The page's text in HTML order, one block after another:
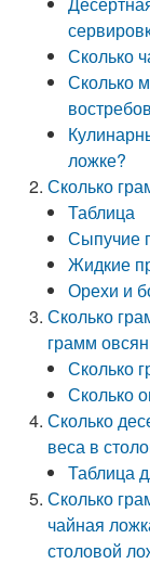
Сколько
Сколько
ложке?
Сколько
Таблица
Сыпучие
Жидкие
Орехи и
Сколько
грамм
Сколько
Сколько
Сколько
веса в
Таблица
Сколько
чайная
столовой